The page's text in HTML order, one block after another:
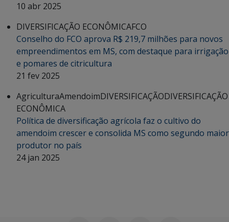
10 abr 2025
DIVERSIFICAÇÃO ECONÔMICAFCO
Conselho do FCO aprova R$ 219,7 milhões para novos
empreendimentos em MS, com destaque para irrigação
e pomares de citricultura
21 fev 2025
AgriculturaAmendoimDIVERSIFICAÇÃODIVERSIFICAÇÃO
ECONÔMICA
Política de diversificação agrícola faz o cultivo do
amendoim crescer e consolida MS como segundo maior
produtor no país
24 jan 2025